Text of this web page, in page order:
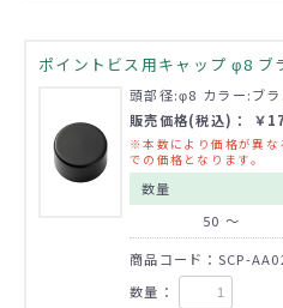
ポイントビス用キャップ φ8 ブ
頭部径:φ8 カラー:ブ
販売価格(税込)： ￥
※本数により価格が異な
での価格となります。
数量
50 ～
商品コード：SCP-
数量：